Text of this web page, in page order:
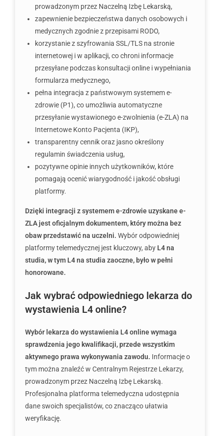
prowadzonym przez Naczelną Izbę Lekarską,
zapewnienie bezpieczeństwa danych osobowych i
medycznych zgodnie z przepisami RODO,
korzystanie z szyfrowania SSL/TLS na stronie
internetowej i w aplikacji, co chroni informacje
przesyłane podczas konsultacji online i wypełniania
formularza medycznego,
pełna integracja z państwowym systemem e-
zdrowie (P1), co umożliwia automatyczne
przesyłanie wystawionego e-zwolnienia (e-ZLA) na
Internetowe Konto Pacjenta (IKP),
transparentny cennik oraz jasno określony
regulamin świadczenia usług,
pozytywne opinie innych użytkowników, które
pomagają ocenić wiarygodność i jakość obsługi
platformy.
Dzięki integracji z systemem e-zdrowie uzyskane e-
ZLA jest oficjalnym dokumentem, który można bez
obaw przedstawić na uczelni. Wybór odpowiedniej
platformy telemedycznej jest kluczowy, aby L4 na
studia, w tym L4 na studia zaoczne, było w pełni
honorowane.
Jak wybrać odpowiedniego lekarza do
wystawienia L4 online?
Wybór lekarza do wystawienia L4 online wymaga
sprawdzenia jego kwalifikacji, przede wszystkim
aktywnego prawa wykonywania zawodu. Informacje o
tym można znaleźć w Centralnym Rejestrze Lekarzy,
prowadzonym przez Naczelną Izbę Lekarską.
Profesjonalna platforma telemedyczna udostępnia
dane swoich specjalistów, co znacząco ułatwia
weryfikację.